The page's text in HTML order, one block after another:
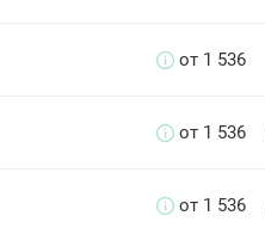
от 1 536
от 1 536
от 1 536